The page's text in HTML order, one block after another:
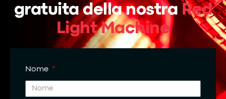
gratuita della nostra Red
Light Machine
Nome